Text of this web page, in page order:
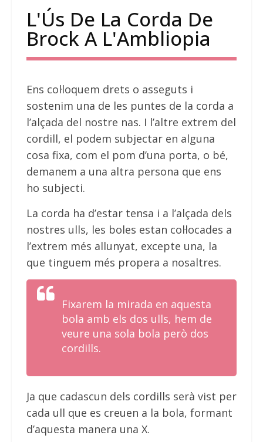
L'Ús De La Corda De
Brock A L'Ambliopia
Ens col·loquem drets o asseguts i
sostenim una de les puntes de la corda a
l’alçada del nostre nas. I l’altre extrem del
cordill, el podem subjectar en alguna
cosa fixa, com el pom d’una porta, o bé,
demanem a una altra persona que ens
ho subjecti.
La corda ha d’estar tensa i a l’alçada dels
nostres ulls, les boles estan col·locades a
l’extrem més allunyat, excepte una, la
que tinguem més propera a nosaltres.
Fixarem la mirada en aquesta
bola amb els dos ulls, hem de
veure una sola bola però dos
cordills.
Ja que cadascun dels cordills serà vist per
cada ull que es creuen a la bola, formant
d’aquesta manera una X.